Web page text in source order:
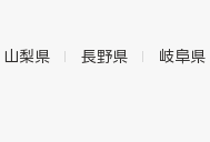
山梨県 長野県 岐阜県